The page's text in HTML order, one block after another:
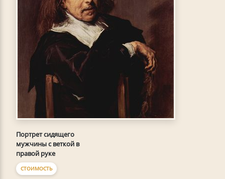
Портрет сидящего
мужчины с веткой в
правой руке
СТОИМОСТЬ